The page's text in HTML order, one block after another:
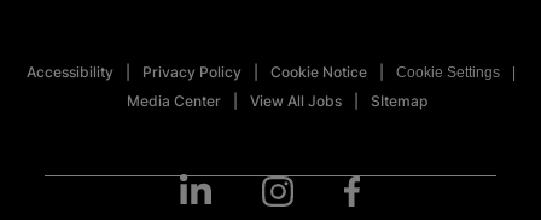
Accessibility Privacy Policy Cookie Notice Cookie Settings
Media Center View All Jobs SItemap